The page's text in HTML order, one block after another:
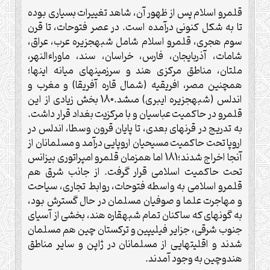
قلمرو اسلام پس از ظهور آن، شاهد تغييرات بسيارى بوده
تا به شكل كنونى درآمده است. در عصر فتوحات، تا قرن
سوم هجرى، قلمرو اسلام شامل شبه‏جزيره عرب، عراق،
شامات، آذربايجان، فارس، خراسان، سند، ماوراءالنهر،
ملتان، مناطق مركزى هند و سرزمين‏هاى ميانه اينها؛
همچنين مصر، افريقيه (شمال قاره آفريقا) و مغرب و
اندلس (شبه‏جزيره ايبرى) مى‏شد.180 بخش زيادى از اين
قلمرو در حاكميت عباسيان و با مركزيت بغداد قرار داشت.
به تدريج در قرن‏هاى بعدى، تا پايان قرون وسطا، اندلس در
اروپا تحت حاكميت مسيحيان اروپايى درآمد و مسلمانان از
آنجا اخراج شدند؛181 اما همزمان قلمرو امپراتورى بيزانس
تحت حاكميت اسلامى قرار گرفت. از جانب شرق هم
قلمرو اسلامى به واسطه فتوحات، روابط تجارى، سياحت
و مهاجرت علما و صوفيان مسلمان در حال گسترش بود،
به گونه‏اى كه ساكنان تمام شبه‏قاره هند، بخشى از آسياى
جنوب شرقى، جزاير فيليپين و تركستان چين هم مسلمان
شدند و اقليت‏هايى از مسلمانان در ژاپن و ساير مناطق
هندوچين به وجود آمدند.